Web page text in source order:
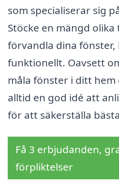
som specialiserar sig
Stöcke en mängd
förvandla dina
funktionellt. Oavsett
måla fönster i ditt
alltid en god idé att
för att säkerställa
Få 3 erbjudanden,
förpliktelser